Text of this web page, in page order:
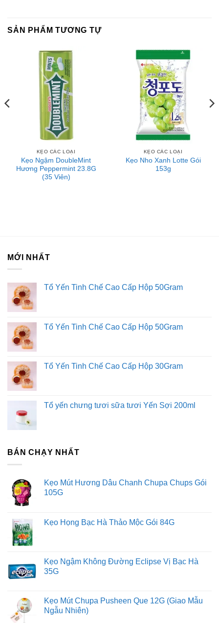
SẢN PHẨM TƯƠNG TỰ
KẸO CÁC LOẠI
Kẹo Ngậm DoubleMint
Hương Peppermint 23.8G
(35 Viên)
KẸO CÁC LOẠI
Kẹo Nho Xanh Lotte Gói
153g
MỚI NHẤT
Tổ Yến Tinh Chế Cao Cấp Hộp 50Gram
Tổ Yến Tinh Chế Cao Cấp Hộp 50Gram
Tổ Yến Tinh Chế Cao Cấp Hộp 30Gram
Tổ yến chưng tươi sữa tươi Yến Sợi 200ml
BÁN CHẠY NHẤT
Kẹo Mút Hương Dâu Chanh Chupa Chups Gói
105G
Kẹo Họng Bạc Hà Thảo Mộc Gói 84G
Kẹo Ngậm Không Đường Eclipse Vị Bạc Hà
35G
Kẹo Mút Chupa Pusheen Que 12G (Giao Mẫu
Ngẫu Nhiên)